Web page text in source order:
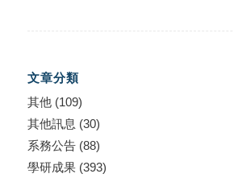
文章分類
其他(109)
其他訊息 (30)
系務公告(88)
學研成果(393)